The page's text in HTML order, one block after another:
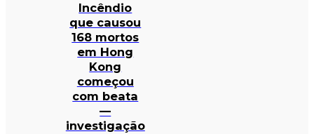
Incêndio
que causou
168 mortos
em Hong
Kong
começou
com beata
—
investigação